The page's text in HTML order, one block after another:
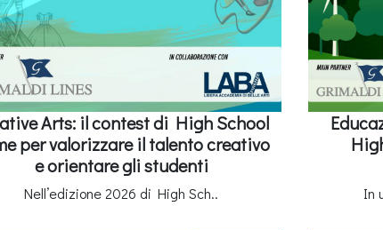
Arts: il contest di High School
per valorizzare il talento creativo
e orientare gli studenti
Nell’edizione 2026 di High Sch.. In